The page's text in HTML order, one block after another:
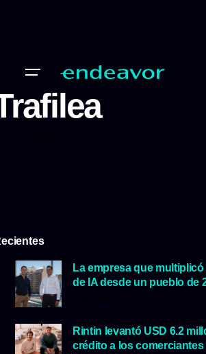
La empresa que
de IA desde un pueblo de
Rintin levantó USD 6.2
crédito a los